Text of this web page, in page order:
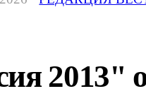
2013"